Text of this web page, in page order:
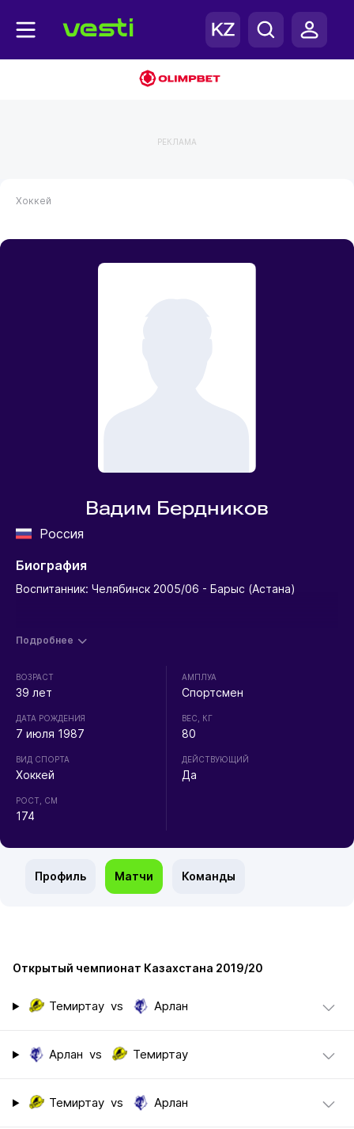
РЕКЛАМА
Хоккей
Вадим Бердников
Россия
Биография
Воспитанник: Челябинск 2005/06 - Барыс (Астана)
Подробнее
ВОЗРАСТ
39 лет
ДАТА РОЖДЕНИЯ
7 июля 1987
ВИД СПОРТА
Хоккей
РОСТ, СМ
174
АМПЛУА
Спортсмен
ВЕС, КГ
80
ДЕЙСТВУЮЩИЙ
Да
Профиль Матчи Команды
Открытый чемпионат Казахстана 2019/20
Темиртау vs Арлан
Арлан vs Темиртау
Темиртау vs Арлан